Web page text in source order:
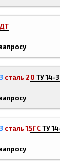
3 сталь 20 ТУ 14-
3 сталь 15ГСТУ